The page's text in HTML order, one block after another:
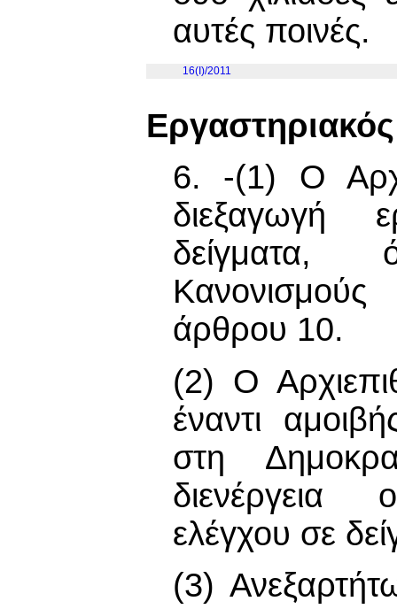
αυτές ποινές.
16(I)/2011
6. -(1) Ο
διεξαγωγή
δείγματα,
άρθρου 10.
(2) Ο
έναντι
στη
διενέργεια
ελέγχου σε
(3)